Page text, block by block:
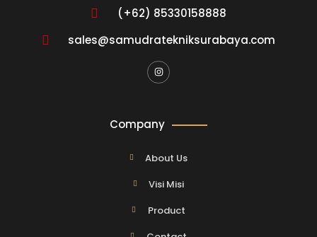
(+62) 85330158888
sales@samudratekniksurabaya.com
Company
About Us
Visi Misi
Product